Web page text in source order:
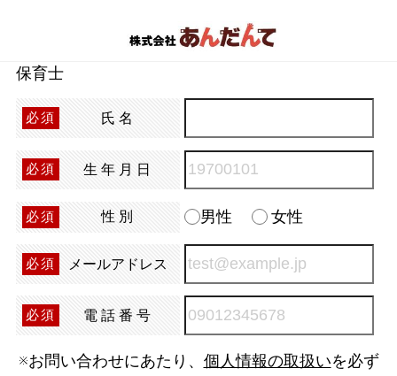
保育士
必須 氏名
必須 生年月日
必須 性別 男性 女性
必須 メールアドレス
必須 電話番号
※お問い合わせにあたり、 個人情報の取扱いを必ず